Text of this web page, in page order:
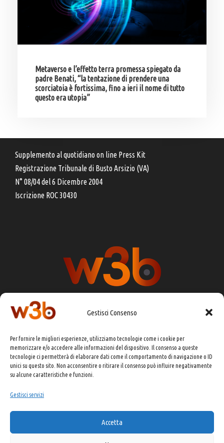
Gestisci Consenso
Per fornire le migliori esperienze, utilizziamo tecnologie come i cookie per
memorizzare e/o accedere alle informazioni del dispositivo. Il consenso a queste
tecnologie ci permetterà di elaborare dati come il comportamento di navigazione o ID
unici su questo sito. Non acconsentire o ritirare il consenso può influire negativamente
su alcune caratteristiche e funzioni.
Gestisci servizi
Accetta
Metaverso e l’effetto terra promessa spiegato da
padre Benati, “la tentazione di prendere una
scorciatoia è fortissima, fino a ieri il nome di tutto
questo era utopia”
Supplemento al quotidiano on line Press Kit
Registrazione Tribunale di Busto Arsizio (VA)
N° 08/04 del 6 Dicembre 2004
Iscrizione ROC 30430
DIRETTORE RESPONSABILE:
CHIARA PORTA
REDAZIONE & GRAFICA:EOIPSO.IT
EDITORE:EOIPSO.IT
CONTATTI:redazione@presskit.it
COPYRIGHT 2025 EO IPSO SRL
PRIVACY POLICY&COOKIE POLICY